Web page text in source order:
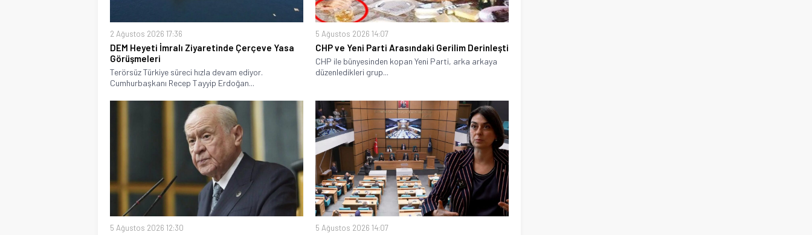
2 Ağustos 2026 17:36
DEM Heyeti İmralı Ziyaretinde Çerçeve Yasa
Görüşmeleri
Terörsüz Türkiye süreci hızla devam ediyor.
Cumhurbaşkanı Recep Tayyip Erdoğan...
5 Ağustos 2026 14:07
CHP ve Yeni Parti Arasındaki Gerilim Derinleşti
CHP ile bünyesinden kopan Yeni Parti, arka arkaya
düzenledikleri grup...
5 Ağustos 2026 12:30 5 Ağustos 2026 14:07